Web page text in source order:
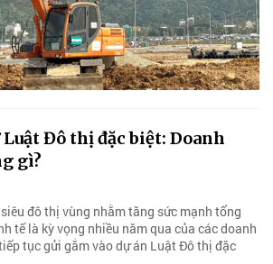
Đô thị đặc biệt: Doanh
gì?
đô thị vùng nhằm tăng sức mạnh tổng
tế là kỳ vọng nhiều năm qua của các doanh
tục gửi gắm vào dự án Luật Đô thị đặc